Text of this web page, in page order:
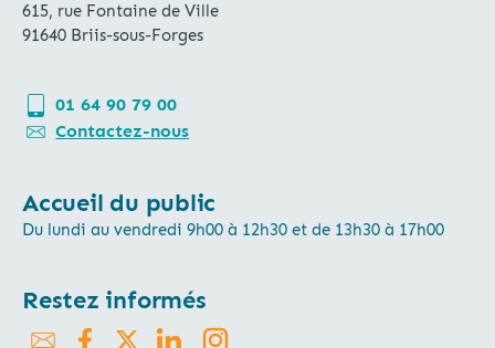
615, rue Fontaine de Ville
91640 Briis-sous-Forges
01 64 90 79 00
Contactez-nous
Accueil du public
Du lundi au vendredi 9h00 à 12h30 et de 13h30 à 17h00
Restez informés